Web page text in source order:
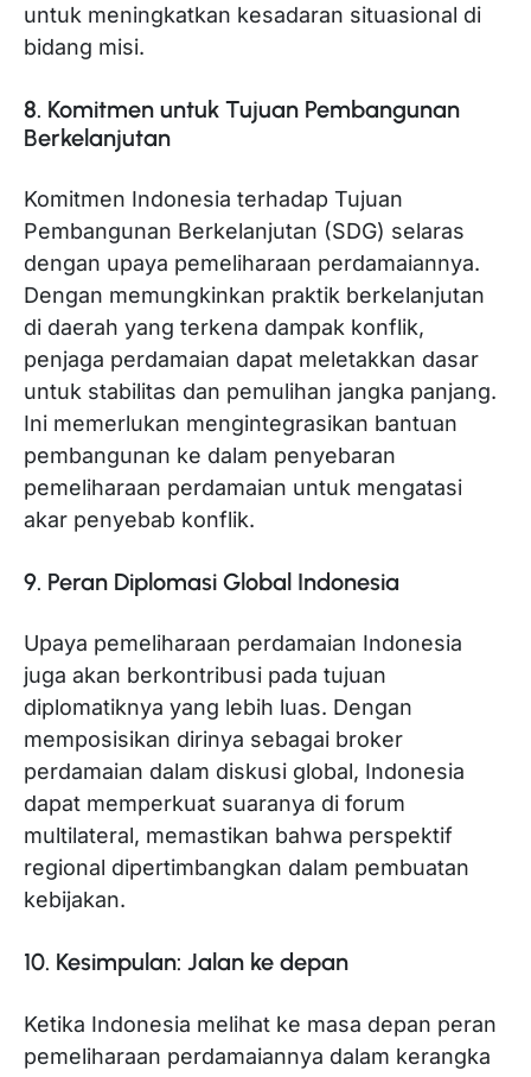
untuk meningkatkan kesadaran situasional di
bidang misi.
8. Komitmen untuk Tujuan Pembangunan
Berkelanjutan
Komitmen Indonesia terhadap Tujuan
Pembangunan Berkelanjutan (SDG) selaras
dengan upaya pemeliharaan perdamaiannya.
Dengan memungkinkan praktik berkelanjutan
di daerah yang terkena dampak konflik,
penjaga perdamaian dapat meletakkan dasar
untuk stabilitas dan pemulihan jangka panjang.
Ini memerlukan mengintegrasikan bantuan
pembangunan ke dalam penyebaran
pemeliharaan perdamaian untuk mengatasi
akar penyebab konflik.
9. Peran Diplomasi Global Indonesia
Upaya pemeliharaan perdamaian Indonesia
juga akan berkontribusi pada tujuan
diplomatiknya yang lebih luas. Dengan
memposisikan dirinya sebagai broker
perdamaian dalam diskusi global, Indonesia
dapat memperkuat suaranya di forum
multilateral, memastikan bahwa perspektif
regional dipertimbangkan dalam pembuatan
kebijakan.
10. Kesimpulan: Jalan ke depan
Ketika Indonesia melihat ke masa depan peran
pemeliharaan perdamaiannya dalam kerangka